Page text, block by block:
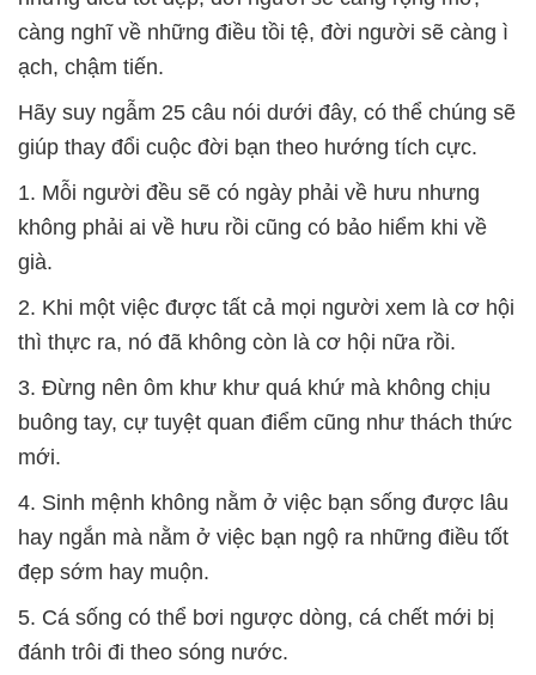
càng nghĩ về những điều tồi tệ, đời người sẽ càng ì
ạch, chậm tiến.
Hãy suy ngẫm 25 câu nói dưới đây, có thể chúng sẽ
giúp thay đổi cuộc đời bạn theo hướng tích cực.
1. Mỗi người đều sẽ có ngày phải về hưu nhưng
không phải ai về hưu rồi cũng có bảo hiểm khi về
già.
2. Khi một việc được tất cả mọi người xem là cơ hội
thì thực ra, nó đã không còn là cơ hội nữa rồi.
3. Đừng nên ôm khư khư quá khứ mà không chịu
buông tay, cự tuyệt quan điểm cũng như thách thức
mới.
4. Sinh mệnh không nằm ở việc bạn sống được lâu
hay ngắn mà nằm ở việc bạn ngộ ra những điều tốt
đẹp sớm hay muộn.
5. Cá sống có thể bơi ngược dòng, cá chết mới bị
đánh trôi đi theo sóng nước.